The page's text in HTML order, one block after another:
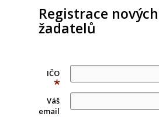
Registrace nových
žadatelů
IČO
(povinné
pole)
Váš
email